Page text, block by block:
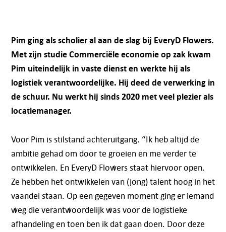
Pim ging als scholier al aan de slag bij EveryD Flowers.
Met zijn studie Commerciële economie op zak kwam
Pim uiteindelijk in vaste dienst en werkte hij als
logistiek verantwoordelijke. Hij deed de verwerking in
de schuur. Nu werkt hij sinds 2020 met veel plezier als
locatiemanager.
Voor Pim is stilstand achteruitgang. “Ik heb altijd de
ambitie gehad om door te groeien en me verder te
ontwikkelen. En EveryD Flowers staat hiervoor open.
Ze hebben het ontwikkelen van (jong) talent hoog in het
vaandel staan. Op een gegeven moment ging er iemand
weg die verantwoordelijk was voor de logistieke
afhandeling en toen ben ik dat gaan doen. Door deze